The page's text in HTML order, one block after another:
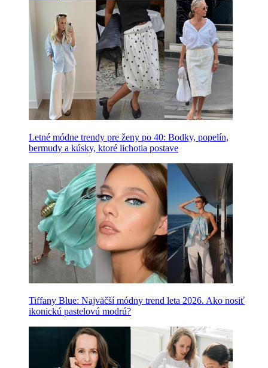
Letné módne trendy pre ženy po 40: Bodky, popelín,
bermudy a kúsky, ktoré lichotia postave
Tiffany Blue: Najväčší módny trend leta 2026. Ako nosiť
ikonickú pastelovú modrú?